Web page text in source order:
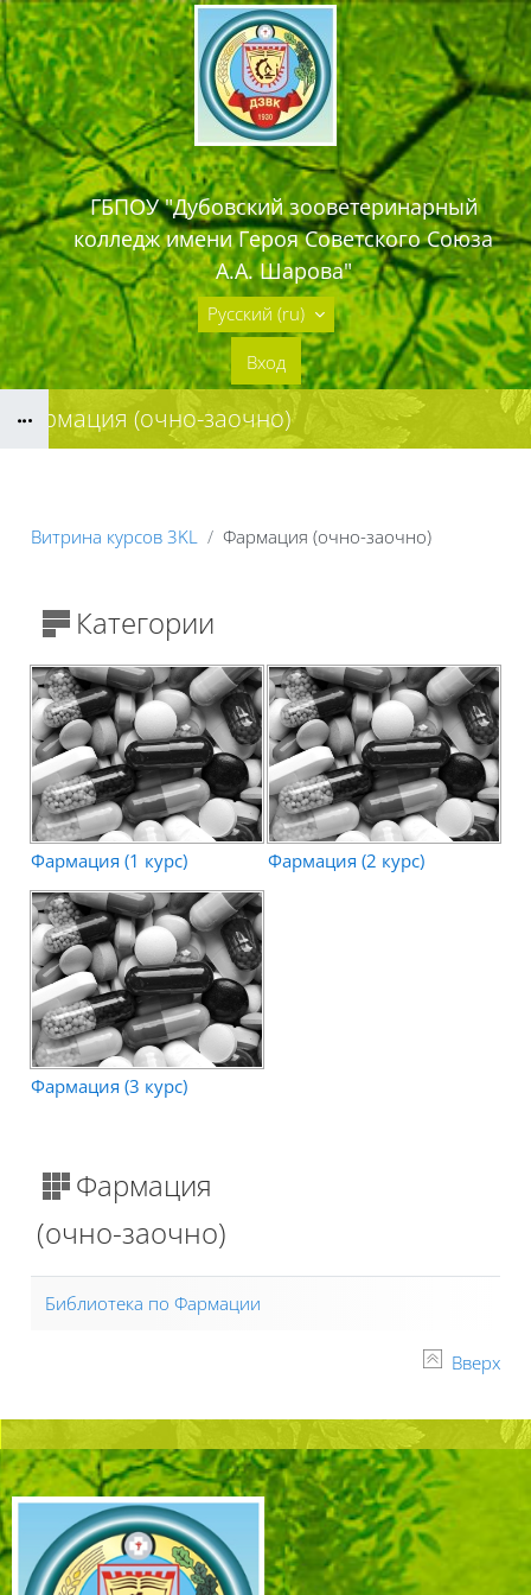
Перейти к основному содержанию
ГБПОУ "Дубовский зооветеринарный
колледж имени Героя Советского Союза
А.А. Шарова"
Русский ‎(ru)‎
Вход
Фармация (очно-заочно)
Витрина курсов 3KL Фармация (очно-заочно)
Категории
Фармация (1 курс) Фармация (2 курс)
Фармация (3 курс)
Фармация
(очно-заочно)
Библиотека по Фармации
Вверх